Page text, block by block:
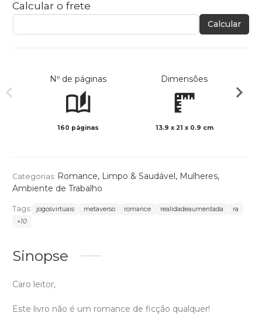
Calcular o frete
Calcular
Nº de páginas
160 páginas
Dimensões
13.9 x 21 x 0.9 cm
Categorias: Romance, Limpo & Saudável, Mulheres,
Ambiente de Trabalho
Tags: jogosvirtuais metaverso romance realidadeaumentada
ra
+10
Sinopse
Caro leitor,
Este livro não é um romance de ficção qualquer!